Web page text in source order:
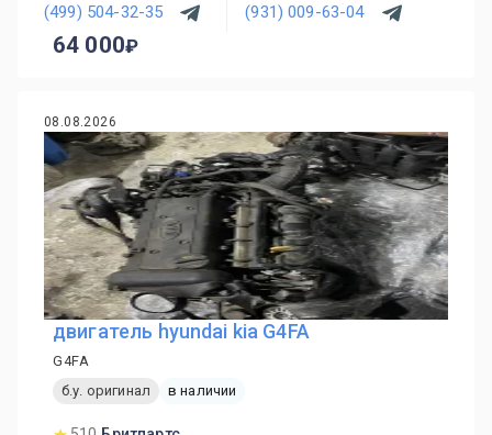
(499) 504-32-35 (931) 009-63-04
64 000
08.08.2026
двигатель hyundai kia G4FA
G4FA
б.у. оригинал
в наличии